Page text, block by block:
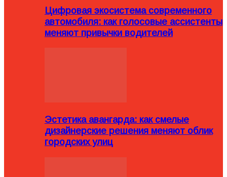
Цифровая экосистема современного
автомобиля: как голосовые ассистенты
меняют привычки водителей
Эстетика авангарда: как смелые
дизайнерские решения меняют облик
городских улиц